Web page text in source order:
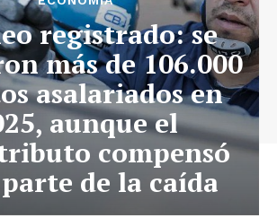
registrado: se
más de 106.000
asalariados en
aunque el
compensó
de la caída